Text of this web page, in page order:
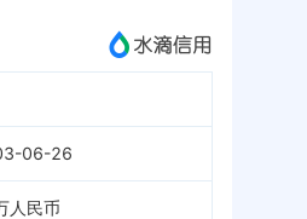
成为vip查看
06-26
人民币